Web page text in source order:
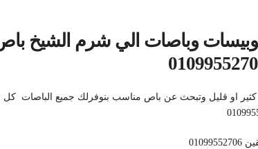
او قليل وتبحث عن باص مناسب بنوفرلك جميع الباصات كل